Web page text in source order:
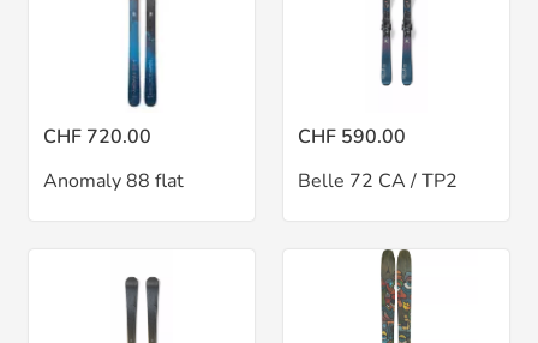
CHF 720.00
Anomaly 88 flat
CHF 590.00
Belle 72 CA / TP2